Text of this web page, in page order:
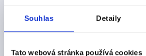
Souhlas Detaily
Tato webová stránka používá cookies
3) Green LED
4) Push button 1
6) Connector, M12x1